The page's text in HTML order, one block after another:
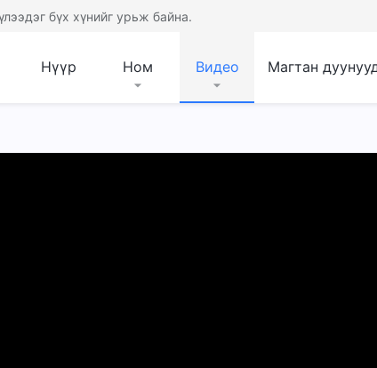
бүх хүнийг урьж байна.
Нүүр Ном Видео Магтан